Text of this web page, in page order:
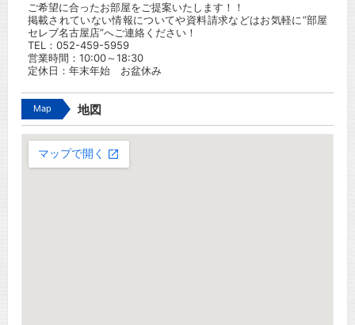
ご希望に合ったお部屋をご提案いたします！！
掲載されていない情報についてや資料請求などはお気軽に”部屋
セレブ名古屋店”へご連絡ください！
TEL：052-459-5959
営業時間：10:00～18:30
定休日：年末年始 お盆休み
Map 地図